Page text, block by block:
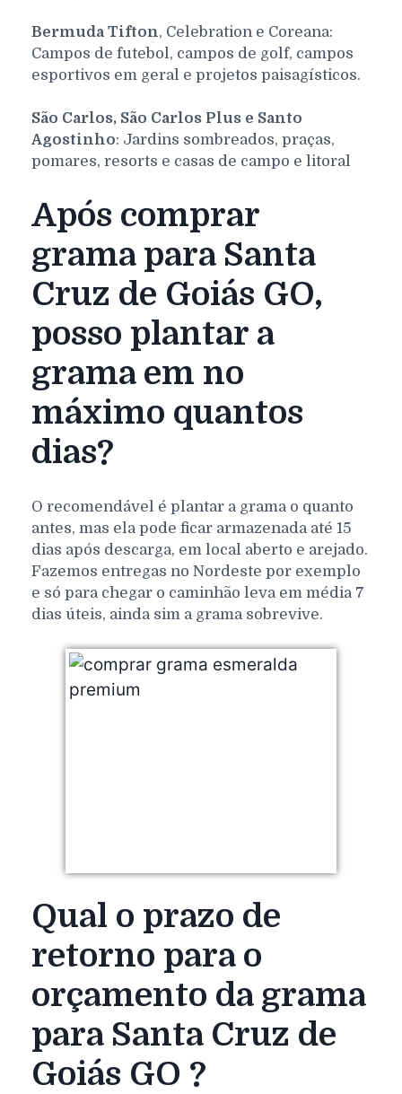
Bermuda Tifton, Celebration e Coreana:
Campos de futebol, campos de golf, campos
esportivos em geral e projetos paisagísticos.
São Carlos, São Carlos Plus e Santo
Agostinho: Jardins sombreados, praças,
pomares, resorts e casas de campo e litoral
Após comprar
grama para Santa
Cruz de Goiás GO,
posso plantar a
grama em no
máximo quantos
dias?
O recomendável é plantar a grama o quanto
antes, mas ela pode ficar armazenada até 15
dias após descarga, em local aberto e arejado.
Fazemos entregas no Nordeste por exemplo
e só para chegar o caminhão leva em média 7
dias úteis, ainda sim a grama sobrevive.
Qual o prazo de
retorno para o
orçamento da grama
para Santa Cruz de
Goiás GO ?